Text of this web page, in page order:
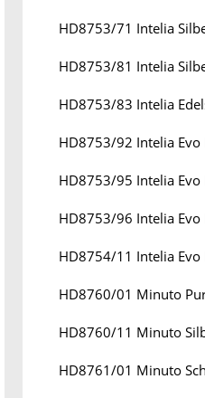
HD8753/71 Intelia
HD8753/81 Intelia
HD8753/83 Intelia
HD8753/92 Intelia Evo
HD8753/95 Intelia
HD8753/96 Intelia Evo
HD8754/11 Intelia Evo
HD8760/01 Minuto
HD8760/11 Minuto
HD8761/01 Minuto